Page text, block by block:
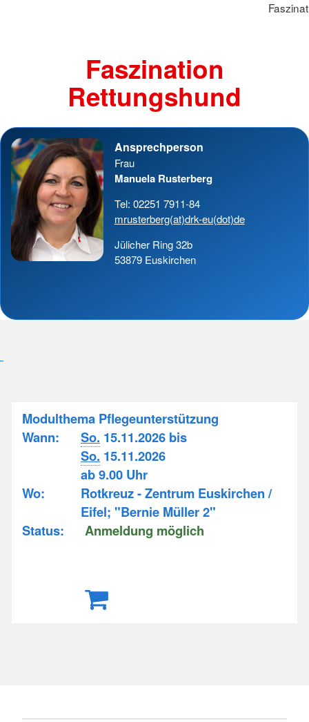
Faszination
Rettungshund
Ansprechperson
Frau
Manuela Rusterberg
Tel: 02251 7911-84
mrusterberg(at)drk-eu(dot)de
Jülicher Ring 32b
53879 Euskirchen
Modulthema Pflegeunterstützung
Wann:
So. 15.11.2026 bis
So. 15.11.2026
ab 9.00 Uhr
Wo:
Rotkreuz - Zentrum Euskirchen /
Eifel; "Bernie Müller 2"
Status:
Anmeldung möglich